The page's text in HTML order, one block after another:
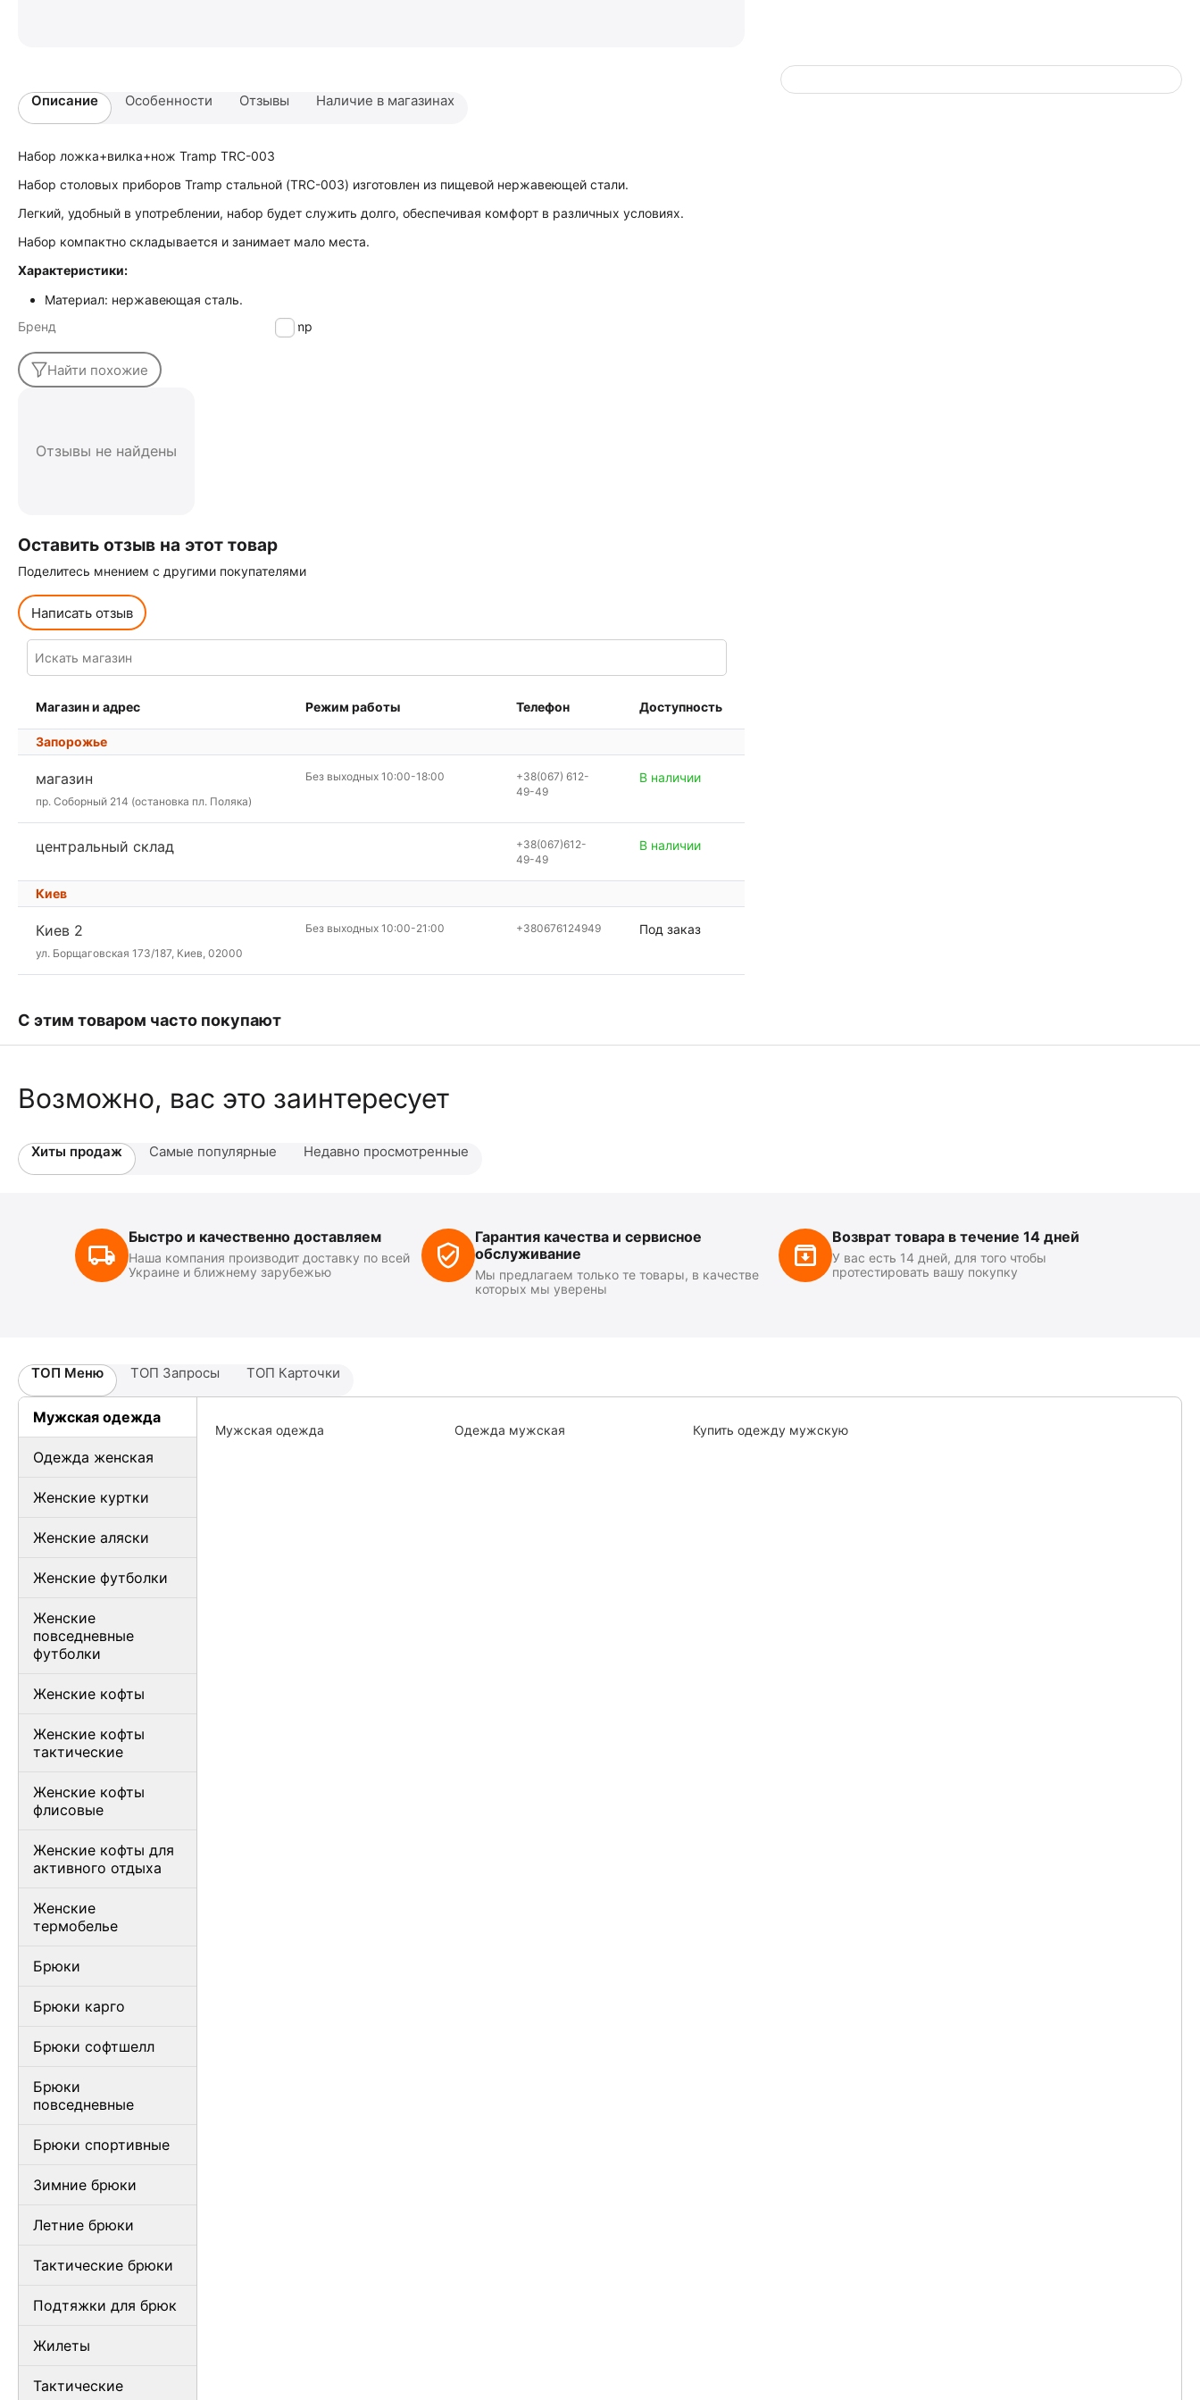
Описание Особенности Отзывы Наличие в магазинах
Набор ложка+вилка+нож Tramp TRC-003
Набор столовых приборов Tramp cтальной (TRC-003) изготовлен из пищевой нержавеющей стали.
Легкий, удобный в употреблении, набор будет служить долго, обеспечивая комфорт в различных условиях.
Набор компактно складывается и занимает мало места.
Характеристики:
Материал: нержавеющая сталь.
Бренд
Tramp
Найти похожие
Отзывы не найдены
Оставить отзыв на этот товар
Поделитесь мнением с другими покупателями
Написать отзыв
Магазин и адрес Режим работы Телефон Доступность
Запорожье
магазин
пр. Соборный 214 (остановка пл. Поляка)
Без выходных 10:00-18:00
+38(067) 612-
49-49
В наличии
центральный склад
+38(067)612-
49-49
В наличии
Киев
Киев 2
ул. Борщаговская 173/187, Киев, 02000
Без выходных 10:00-21:00 +380676124949 Под заказ
С этим товаром часто покупают
Возможно, вас это заинтересует
Хиты продаж Самые популярные Недавно просмотренные
Быстро и качественно доставляем
Наша компания производит доставку по всей
Украине и ближнему зарубежью
Гарантия качества и сервисное
обслуживание
Мы предлагаем только те товары, в качестве
которых мы уверены
Возврат товара в течение 14 дней
У вас есть 14 дней, для того чтобы
протестировать вашу покупку
ТОП Меню ТОП Запросы ТОП Карточки
Мужская одежда
Одежда женская
Женские куртки
Женские аляски
Женские футболки
Женские
повседневные
футболки
Женские кофты
Женские кофты
тактические
Женские кофты
флисовые
Женские кофты для
активного отдыха
Женские
термобелье
Брюки
Брюки карго
Брюки софтшелл
Брюки
повседневные
Брюки спортивные
Зимние брюки
Летние брюки
Тактические брюки
Подтяжки для брюк
Жилеты
Тактические
Мужская одежда Одежда мужская Купить одежду мужскую